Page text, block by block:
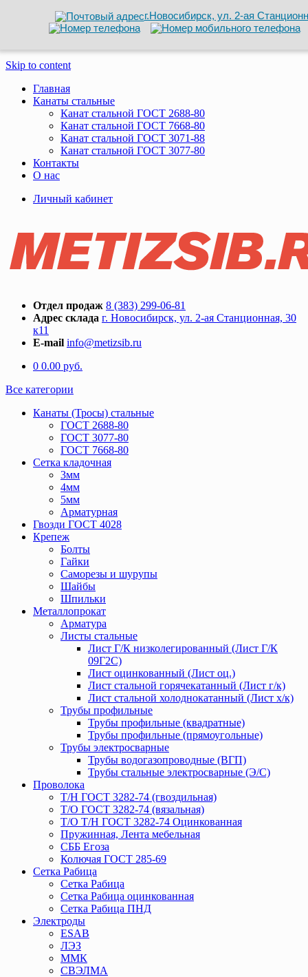
г.Новосибирск, ул. 2-ая
Skip to content
Главная
Канаты стальные
Канат стальной ГОСТ 2688-80
Канат стальной ГОСТ 7668-80
Канат стальной ГОСТ 3071-88
Канат стальной ГОСТ 3077-80
Контакты
О нас
Личный кабинет
Отдел продаж 8 (383) 299-06-81
Адрес склада г. Новосибирск, ул. 2-ая Станционная, 30
к11
E-mail info@metizsib.ru
0 0.00 руб.
Все категории
Канаты (Тросы) стальные
ГОСТ 2688-80
ГОСТ 3077-80
ГОСТ 7668-80
Сетка кладочная
3мм
4мм
5мм
Арматурная
Гвозди ГОСТ 4028
Крепеж
Болты
Гайки
Саморезы и шурупы
Шайбы
Шпильки
Металлопрокат
Арматура
Листы стальные
Лист Г/К низколегированный (Лист Г/К
09Г2С)
Лист оцинкованный (Лист оц.)
Лист стальной горячекатанный (Лист г/к)
Лист стальной холоднокатанный (Лист х/к)
Трубы профильные
Трубы профильные (квадратные)
Трубы профильные (прямоугольные)
Трубы электросварные
Трубы водогазопроводные (ВГП)
Трубы стальные электросварные (Э/С)
Проволока
Т/Н ГОСТ 3282-74 (гвоздильная)
Т/О ГОСТ 3282-74 (вязальная)
Т/О Т/Н ГОСТ 3282-74 Оцинкованная
Пружинная, Лента мебельная
СББ Егоза
Колючая ГОСТ 285-69
Сетка Рабица
Сетка Рабица
Сетка Рабица оцинкованная
Сетка Рабица ПНД
Электроды
ESAB
ЛЭЗ
ММК
СВЭЛМА